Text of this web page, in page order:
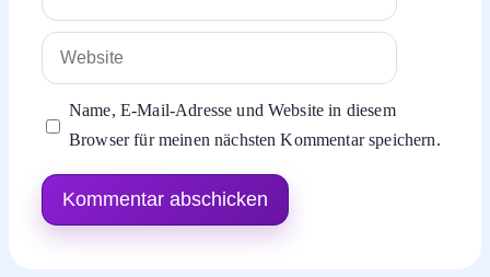
Mail-
Adresse
Website
Name, E-Mail-Adresse und Website in diesem
Browser für meinen nächsten Kommentar speichern.